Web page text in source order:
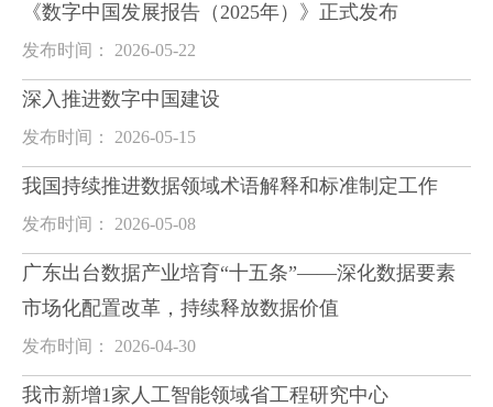
《数字中国发展报告（2025年）》正式发布
发布时间： 2026-05-22
深入推进数字中国建设
发布时间： 2026-05-15
我国持续推进数据领域术语解释和标准制定工作
发布时间： 2026-05-08
广东出台数据产业培育“十五条”——深化数据要素
市场化配置改革，持续释放数据价值
发布时间： 2026-04-30
我市新增1家人工智能领域省工程研究中心